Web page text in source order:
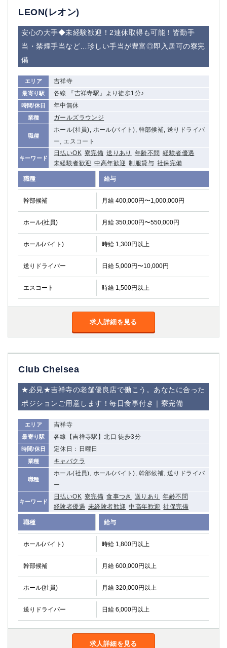
LEON(レオン)
安心の大手◆未経験歓迎！2連休取得も可能！皆勤手
当・禁煙手当など…珍しい手当が豊富◎即入居可の寮完
備
エリア 吉祥寺
最寄り駅 各線 『吉祥寺駅』より徒歩1分♪
時間/休日 年中無休
業種 ガールズラウンジ
職種
ホール(社員), ホール(バイト), 幹部候補, 送りドライバ
ー, エスコート
キーワード
日払いOK 寮完備 送りあり 年齢不問 経験者優遇
未経験者歓迎 中高年歓迎 制服貸与 社保完備
職種 給与
幹部候補 月給 400,000円〜1,000,000円
ホール(社員) 月給 350,000円〜550,000円
ホール(バイト) 時給 1,300円以上
送りドライバー 日給 5,000円〜10,000円
エスコート 時給 1,500円以上
求人詳細を見る
Club Chelsea
★必見★吉祥寺の老舗優良店で働こう。あなたに合った
ポジションご用意します！毎日食事付き｜寮完備
エリア 吉祥寺
最寄り駅 各線【吉祥寺駅】北口 徒歩3分
時間/休日 定休日：日曜日
業種 キャバクラ
職種
ホール(社員), ホール(バイト), 幹部候補, 送りドライバ
ー
キーワード
日払いOK 寮完備 食事つき 送りあり
年齢不問
経験者優遇 未経験者歓迎 中高年歓迎 社保完備
職種 給与
ホール(バイト) 時給 1,800円以上
幹部候補 月給 600,000円以上
ホール(社員) 月給 320,000円以上
送りドライバー 日給 6,000円以上
求人詳細を見る
市川
五井
神奈川県
関内
横浜
川崎
本厚木
新横浜
藤沢
武蔵小杉
橋本
小田原
横浜・桜木町
関内・馬車道・日ノ出町
元住吉
茅ヶ崎
戸塚
たまプラーザ
大船
相模原
埼玉県
志木
川越
草加
南浦和
所沢
熊谷
獨協大学前＜草加松原＞ 北浦和（西口）
川口
船橋
成田
千葉
西船橋
佐倉
柏（西口）
木更津
柏（東口）
茂原
松戸
八千代台
東金
栃木県
宇都宮
小山
東武宇都宮（宇都宮西口）
土浦 ひたち野うしく
群馬県
高崎 館林
選択した内容で設定